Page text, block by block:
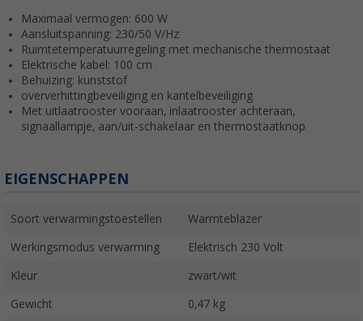
Maximaal vermogen: 600 W
Aansluitspanning: 230/50 V/Hz
Ruimtetemperatuurregeling met mechanische thermostaat
Elektrische kabel: 100 cm
Behuizing: kunststof
oververhittingbeveiliging en kantelbeveiliging
Met uitlaatrooster vooraan, inlaatrooster achteraan,
signaallampje, aan/uit-schakelaar en thermostaatknop
EIGENSCHAPPEN
Soort verwarmingstoestellen Warmteblazer
Werkingsmodus verwarming Elektrisch 230 Volt
Kleur zwart/wit
Gewicht 0,47 kg